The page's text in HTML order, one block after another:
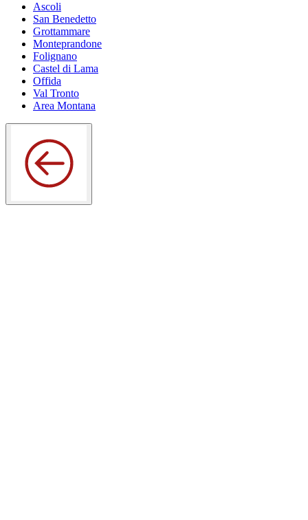
Ascoli
San Benedetto
Grottammare
Monteprandone
Folignano
Castel di Lama
Offida
Val Tronto
Area Montana